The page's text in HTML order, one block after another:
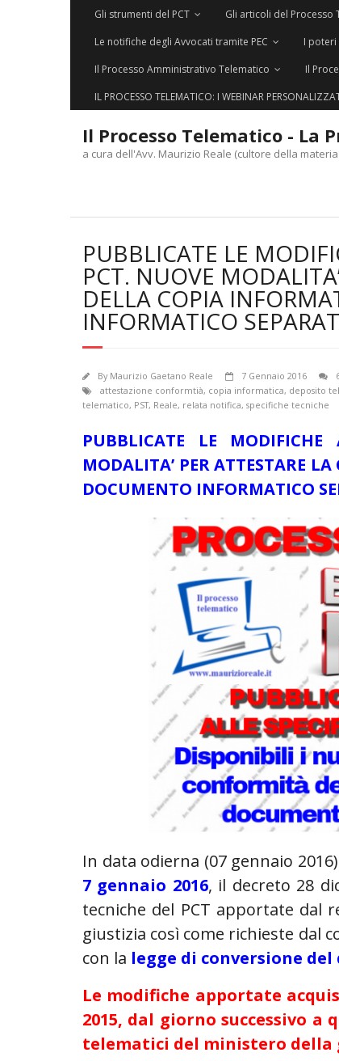
Gli strumenti del PCT Gli articoli del Processo
Le notifiche degli Avvocati tramite PEC
I poteri
Il Processo Amministrativo Telematico
Il
IL PROCESSO TELEMATICO: I WEBINAR
Il Processo Telematico - La
a cura dell'Avv. Maurizio Reale (cultore della
PUBBLICATE LE
PCT. NUOVE
DELLA COPIA
INFORMATICO
By Maurizio Gaetano Reale 7 Gennaio 2016
attestazione conformtià, copia informatica, deposito
telematico, PST, Reale, relata notifica, specifiche tecniche
PUBBLICATE LE MODIFICHE
MODALITA’ PER ATTESTARE
DOCUMENTO INFORMATICO
In data odierna (07 gennaio
7 gennaio 2016, il decreto 28
tecniche del PCT apportate dal
giustizia così come richieste dal
con la legge di conversione del
Le modifiche apportate
2015, dal giorno successivo a
telematici del ministero della